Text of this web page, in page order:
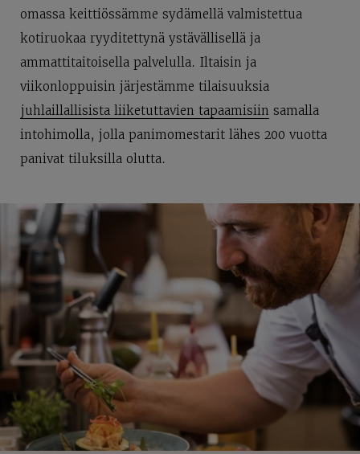
omassa keittiössämme sydämellä valmistettua
kotiruokaa ryyditettynä ystävällisellä ja
ammattitaitoisella palvelulla. Iltaisin ja
viikonloppuisin järjestämme tilaisuuksia
juhlaillallisista liiketuttavien tapaamisiin samalla
intohimolla, jolla panimomestarit lähes 200 vuotta
panivat tiluksilla olutta.